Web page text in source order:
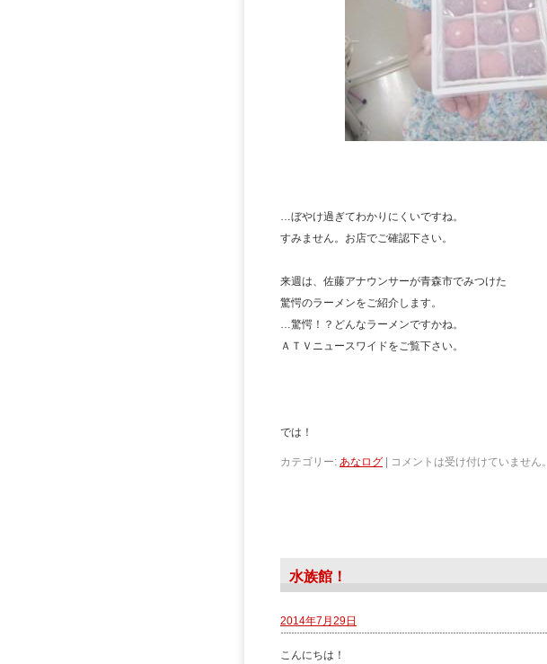
…ぼやけ過ぎてわかりにくいですね。
すみません。お店でご確認下さい。
来週は、佐藤アナウンサーが青森市でみつけた
驚愕のラーメンをご紹介します。
…驚愕！？どんなラーメンですかね。
ＡＴＶニュースワイドをご覧下さい。
では！
カテゴリー: あなログ コメントは受け付けていません。
水族館！
2014年7月29日
こんにちは！